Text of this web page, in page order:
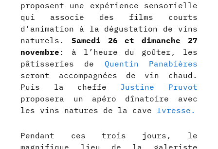
proposent une expérience sensorielle
qui associe des films courts
d’animation à la dégustation de vins
naturels.Samedi 26 et dimanche 27
novembre : à l’heure du goûter, les
pâtisseries de Quentin Panabières
seront accompagnées de vin chaud.
Puis la cheffe Justine Pruvot
proposera un apéro dînatoire avec
les vins natures de la cave Ivresse.
Pendant ces trois jours, le